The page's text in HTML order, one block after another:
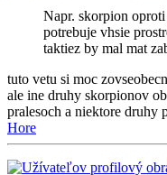
Napr. skorpion
potrebuje vhsie
taktiez by mal mat
tuto vetu si moc
ale ine druhy skorpionov
pralesoch a niektore druhy
Hore